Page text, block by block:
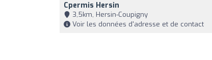
Cpermis Hersin
3,5km, Hersin-Coupigny
Voir les données d'adresse et de contact